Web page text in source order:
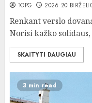
TOPG 2026 20
Renkant verslo
Norisi kažko
SKAITYTI DAUGIAU
3 min read